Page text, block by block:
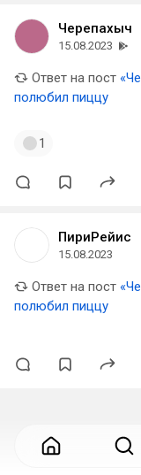
Черепахыч
15.08.2023
Ответ на пост
полюбил пиццу
1
ПириРейис
15.08.2023
Ответ на пост
полюбил пиццу